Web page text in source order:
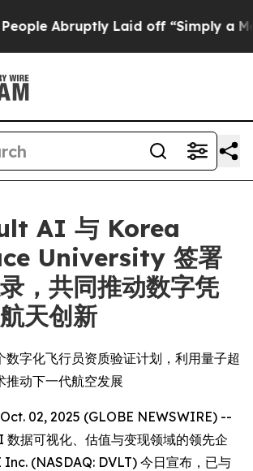
Abruptly Laid off “Simply a Math
AI 与 Korea
University 签署
，共同推动数字凭
天创新
数字化飞行员资质验证计划，利用量子超
推动下一代航空发展
02, 2025 (GLOBE NEWSWIRE) --
据可视化、估值与变现领域的领先企
(NASDAQ: DVLT) 今日宣布，已与